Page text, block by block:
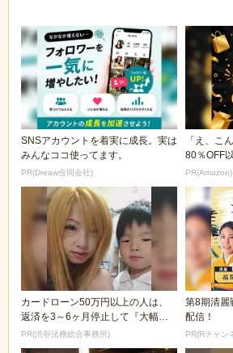
SNSアカウントを着実に成長。実は
みんなココ使ってます。
PR(Dreaw合同会社)
「え、こ
80％OFF
の本気が...
PR(Amazon)
カードローン50万円以上の人は、
返済を3～6ヶ月停止して『大幅に
減額してから返済...
PR(渋谷法務総合事務所)
第8期清麗
配信！
PR(Rチャン